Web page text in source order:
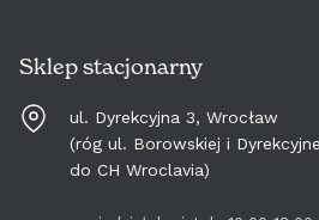
Sklep stacjonarny
ul. Dyrekcyjna 3, Wrocław
(róg ul. Borowskiej i
do CH Wroclavia)